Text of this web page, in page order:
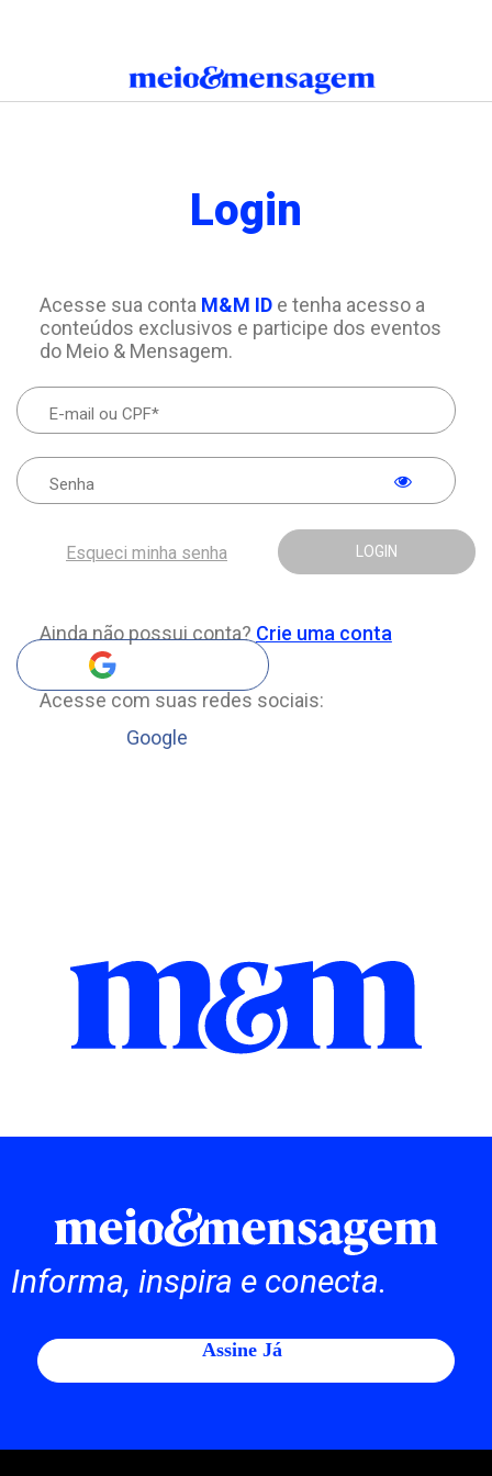
Login
Acesse sua conta M&M IDe tenha acesso a
conteúdos exclusivos e participe dos eventos
do Meio & Mensagem.
LOGIN
Esqueci minha senha
Ainda não possui conta? Crie uma conta
Acesse com suas redes sociais:
Google
Informa, inspira e conecta.
Assine Já